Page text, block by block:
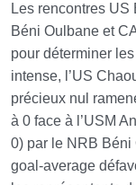
Les rencontres
Béni Oulbane et
pour déterminer
intense, l’US
précieux nul
à 0 face à l’USM
0) par le NRB Béni
goal-average